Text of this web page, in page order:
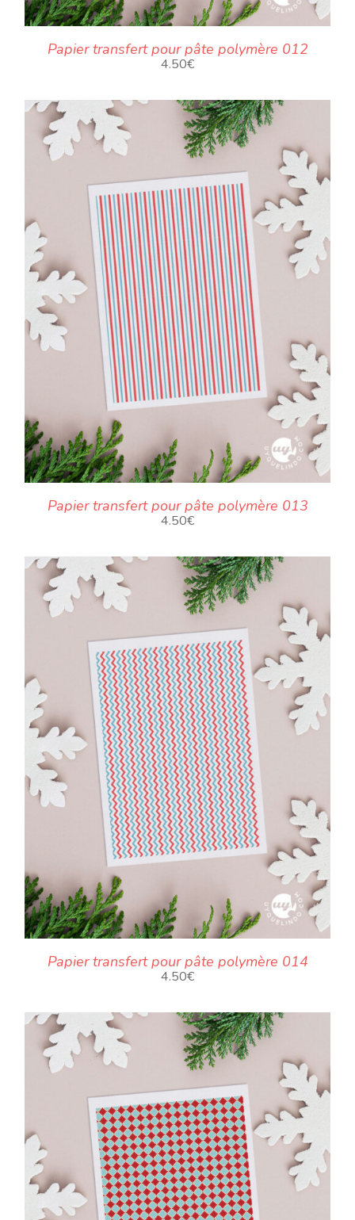
Papier transfert pour pâte polymère 012
4.50€
Papier transfert pour pâte polymère 013
4.50€
Papier transfert pour pâte polymère 014
4.50€